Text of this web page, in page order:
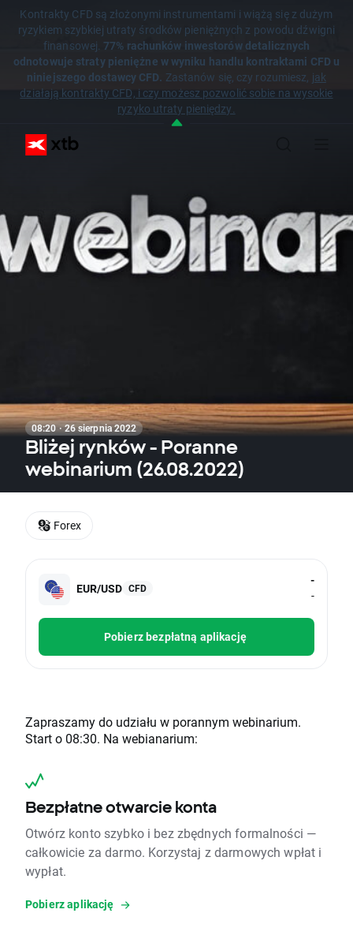
Kontrakty CFD są złożonymi instrumentami i wiążą się z dużym
ryzykiem szybkiej utraty środków pieniężnych z powodu dźwigni
finansowej.77% rachunków inwestorów detalicznych
odnotowuje straty pieniężne w wyniku handlu kontraktami CFD u
niniejszego dostawcy CFD. Zastanów się, czy rozumiesz, jak
działają kontrakty CFD, i czy możesz pozwolić sobie na wysokie
ryzyko utraty pieniędzy.
08:20 · 26 sierpnia 2022
Bliżej rynków - Poranne
webinarium (26.08.2022)
EUR/USD CFD
-
-
Pobierz bezpłatną aplikację
Zapraszamy do udziału w porannym webinarium.
Start o 08:30. Na webianarium:
Bezpłatne otwarcie konta
Otwórz konto szybko i bez zbędnych formalności —
całkowicie za darmo. Korzystaj z darmowych wpłat i
wypłat.
Pobierz aplikację
Forex